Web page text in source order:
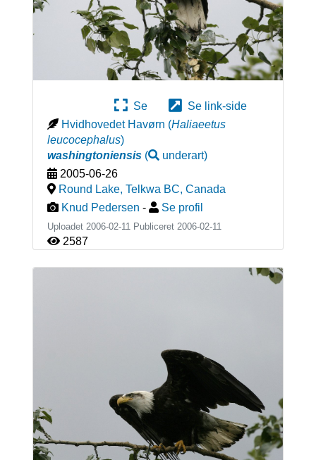
Se
Se link-side
Hvidhovedet Havørn (Haliaeetus
leucocephalus)
washingtoniensis( underart)
2005-06-26
Round Lake, Telkwa BC, Canada
Knud Pedersen - Se profil
Uploadet 2006-02-11 Publiceret 2006-02-11
2587